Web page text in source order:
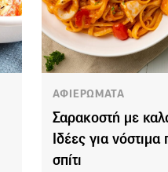
ΑΦΙΕΡΩΜΑΤΑ
Σαρακοστή με
Ιδέες για νόστιμα
σπίτι